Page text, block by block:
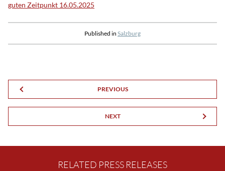
guten Zeitpunkt 16.05.2025
Published in Salzburg
PREVIOUS
NEXT
RELATED PRESS RELEASES